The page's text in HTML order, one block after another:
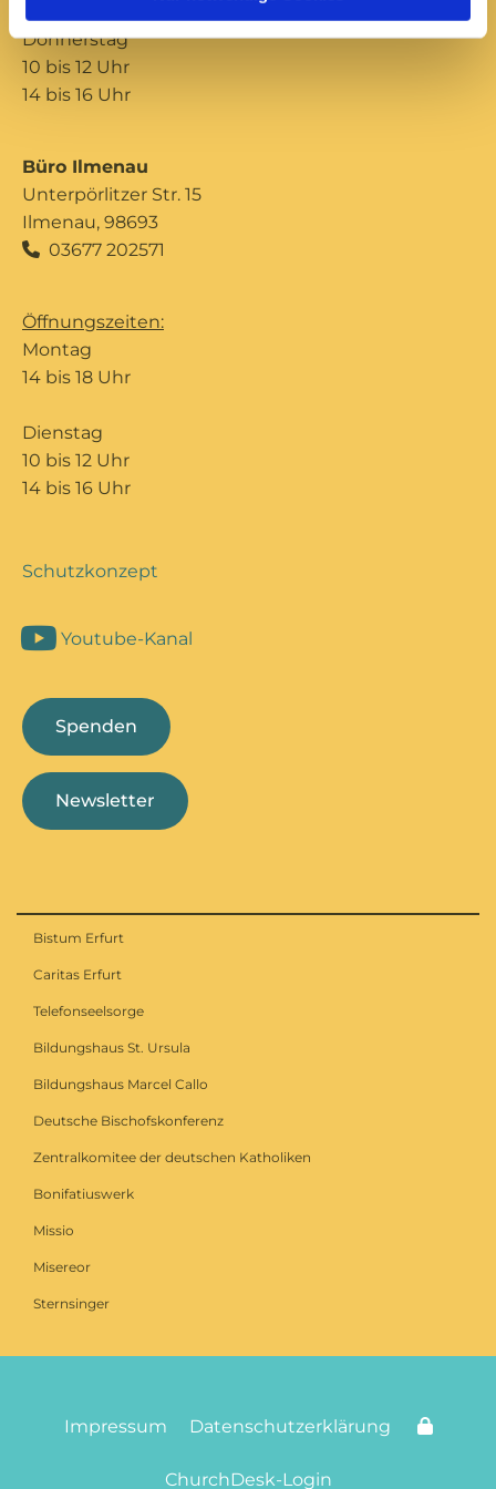
Donnerstag
10 bis 12 Uhr
14 bis 16 Uhr
Büro Ilmenau
Unterpörlitzer Str. 15
Ilmenau, 98693
 03677 202571
Öffnungszeiten:
Montag
14 bis 18 Uhr
Dienstag
10 bis 12 Uhr
14 bis 16 Uhr
Schutzkonzept
Youtube-Kanal
Spenden
Newsletter
Bistum Erfurt
Caritas Erfurt
Telefonseelsorge
Bildungshaus St. Ursula
Bildungshaus Marcel Callo
Deutsche Bischofskonferenz
Zentralkomitee der deutschen Katholiken
Bonifatiuswerk
Missio
Misereor
Sternsinger
Impressum Datenschutzerklärung
ChurchDesk-Login